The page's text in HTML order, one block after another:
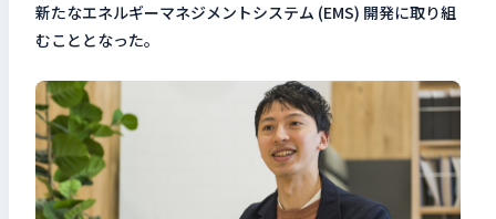
新たなエネルギーマネジメントシステム (EMS) 開発に取り組
むこととなった。